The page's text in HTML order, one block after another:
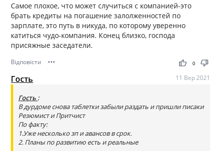
Самое плохое, что может случиться с компанией-это
брать кредиты на погашение залолженностей по
зарплате, это путь в никуда, по которому уверенно
катиться чудо-компания. Конец близко, господа
присяжные заседатели.
Відповісти ••• thumb_up thumb_down
0
Гость 11 Вер 2021
Гость :
В дурдоме снова таблетки забыли раздать и пришли писаки
Резюмист и Притчист
По факту:
1.Уже несколько зп и авансов в срок.
2. Планы по развитию есть и реальные